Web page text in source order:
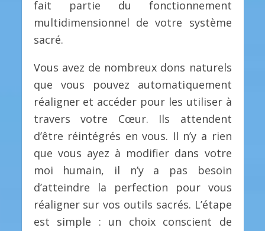
fait partie du fonctionnement
multidimensionnel de votre système
sacré.
Vous avez de nombreux dons naturels
que vous pouvez automatiquement
réaligner et accéder pour les utiliser à
travers votre Cœur. Ils attendent
d’être réintégrés en vous. Il n’y a rien
que vous ayez à modifier dans votre
moi humain, il n’y a pas besoin
d’atteindre la perfection pour vous
réaligner sur vos outils sacrés. L’étape
est simple : un choix conscient de